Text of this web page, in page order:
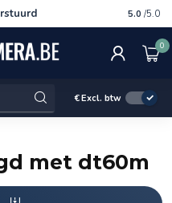
Gratis
5.0 /5.0
0
€Excl. btw
met dt60m